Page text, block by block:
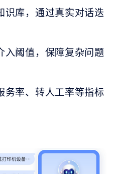
识库，通过真实对话迭
入阈值，保障复杂问题
务率、转人工率等指标